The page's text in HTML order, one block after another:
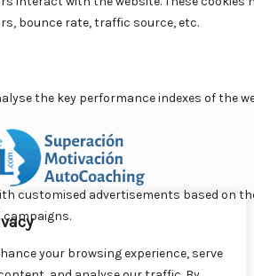
your browsing experience, serve
a distancia
derechos reservados.
| Términos Legales | Antispam |